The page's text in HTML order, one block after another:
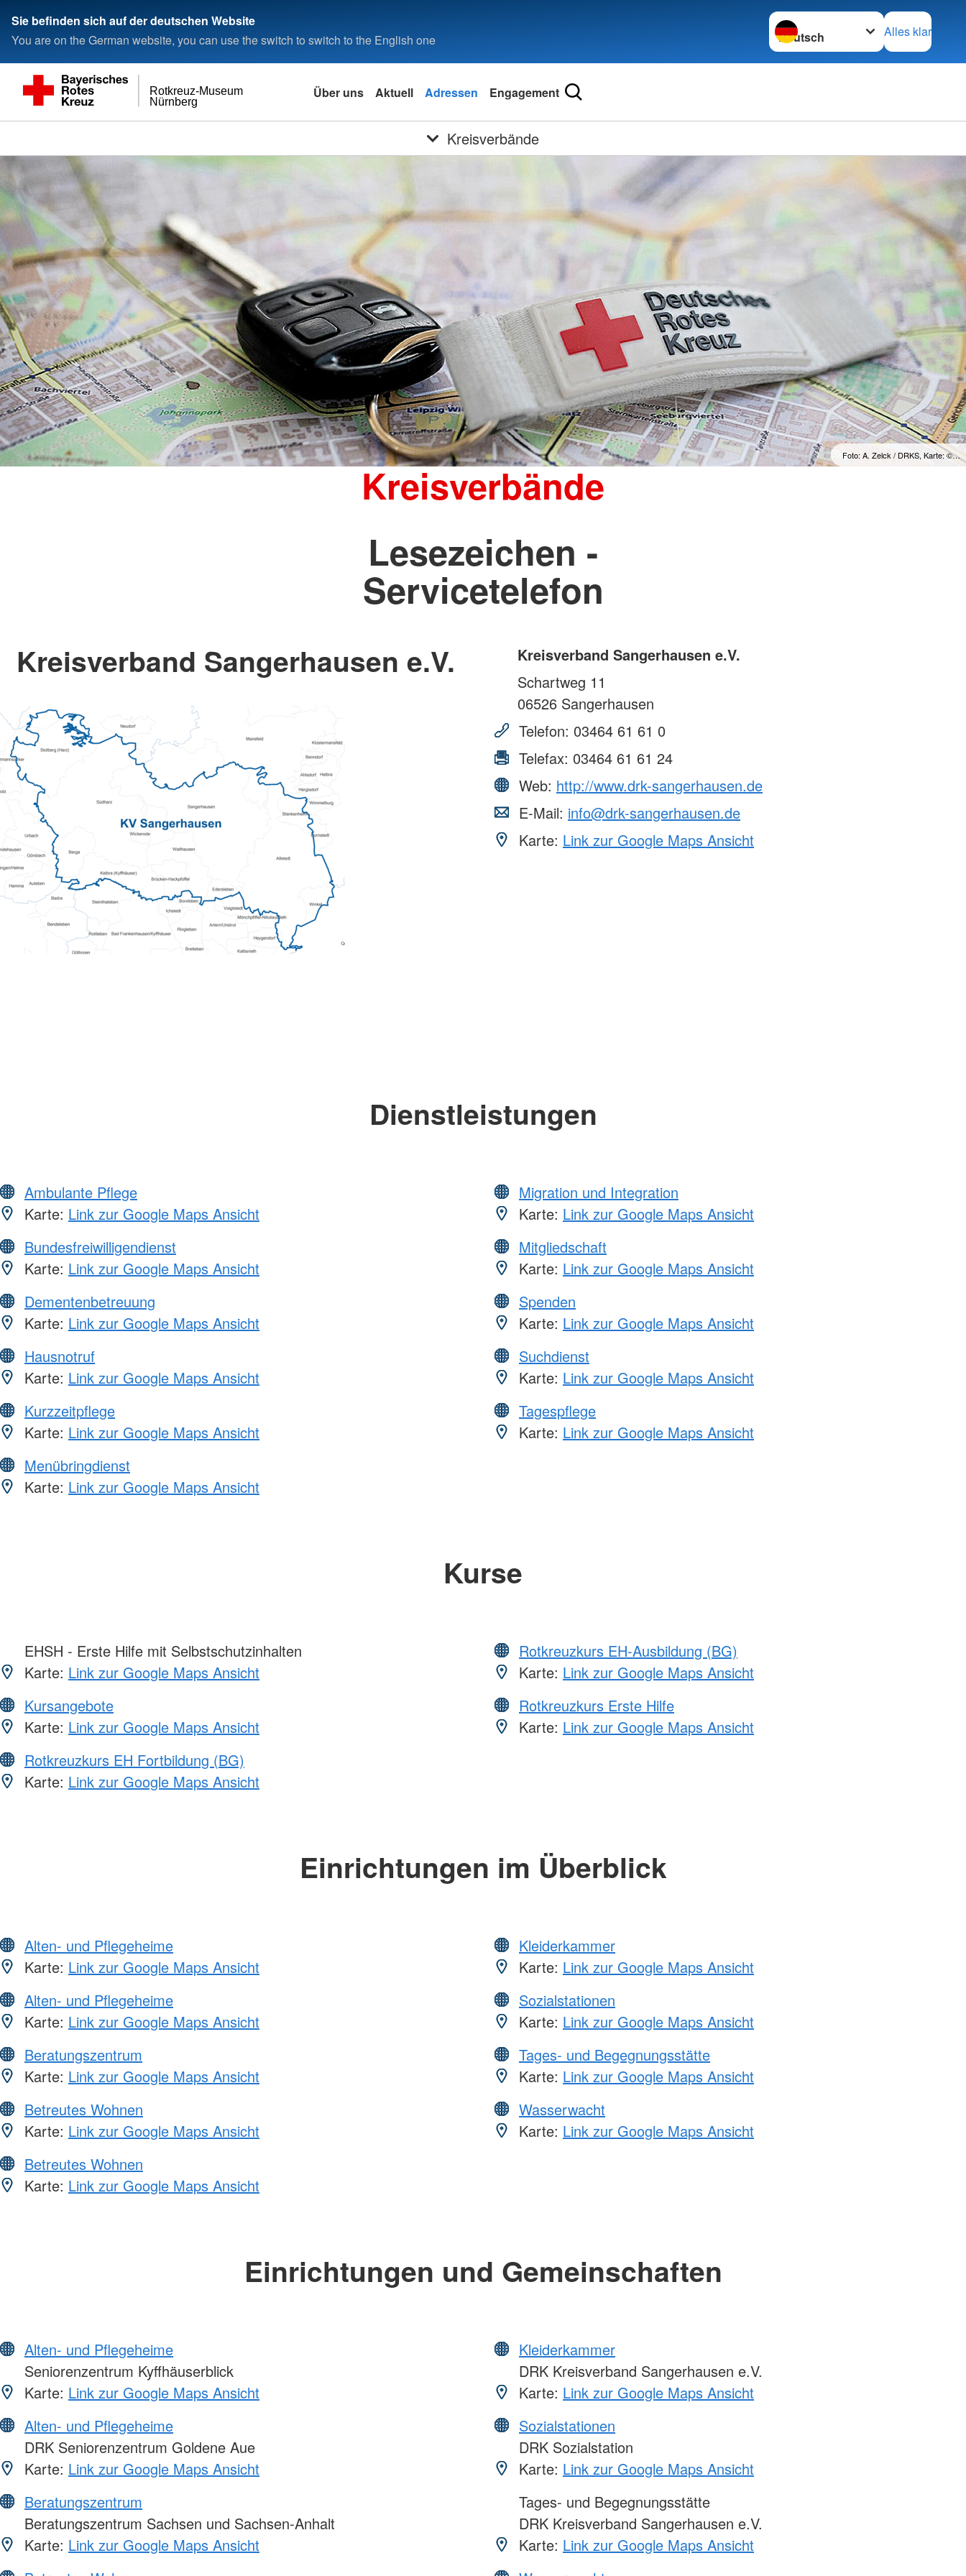
Sie befinden sich auf der deutschen Website
You are on the German website, you can use the switch to switch to the English one
Sprache wechseln zu
Alles klar
Nürnberg
Rotkreuz-Museum Über uns Aktuell Adressen Engagement
Kreisverbände
Foto: A. Zelck / DRKS, Karte: ©…
Kreisverbände
Lesezeichen -
Servicetelefon
Kreisverband Sangerhausen e.V.
Kreisverband Sangerhausen e.V.
Schartweg 11
06526 Sangerhausen
Telefon: 03464 61 61 0
Telefax: 03464 61 61 24
Web: http://www.drk-sangerhausen.de
E-Mail: info@drk-sangerhausen.de
Karte: Link zur Google Maps Ansicht
Dienstleistungen
Ambulante Pflege
Karte: Link zur Google Maps Ansicht
Bundesfreiwilligendienst
Karte: Link zur Google Maps Ansicht
Dementenbetreuung
Karte: Link zur Google Maps Ansicht
Hausnotruf
Karte: Link zur Google Maps Ansicht
Kurzzeitpflege
Karte: Link zur Google Maps Ansicht
Menübringdienst
Karte: Link zur Google Maps Ansicht
Migration und Integration
Karte: Link zur Google Maps Ansicht
Mitgliedschaft
Karte: Link zur Google Maps Ansicht
Spenden
Karte: Link zur Google Maps Ansicht
Suchdienst
Karte: Link zur Google Maps Ansicht
Tagespflege
Karte: Link zur Google Maps Ansicht
Kurse
EHSH - Erste Hilfe mit Selbstschutzinhalten
Karte: Link zur Google Maps Ansicht
Kursangebote
Karte: Link zur Google Maps Ansicht
Rotkreuzkurs EH Fortbildung (BG)
Karte: Link zur Google Maps Ansicht
Rotkreuzkurs EH-Ausbildung (BG)
Karte: Link zur Google Maps Ansicht
Rotkreuzkurs Erste Hilfe
Karte: Link zur Google Maps Ansicht
Einrichtungen im Überblick
Alten- und Pflegeheime
Karte: Link zur Google Maps Ansicht
Alten- und Pflegeheime
Karte: Link zur Google Maps Ansicht
Beratungszentrum
Karte: Link zur Google Maps Ansicht
Betreutes Wohnen
Karte: Link zur Google Maps Ansicht
Betreutes Wohnen
Karte: Link zur Google Maps Ansicht
Kleiderkammer
Karte: Link zur Google Maps Ansicht
Sozialstationen
Karte: Link zur Google Maps Ansicht
Tages- und Begegnungsstätte
Karte: Link zur Google Maps Ansicht
Wasserwacht
Karte: Link zur Google Maps Ansicht
Einrichtungen und Gemeinschaften
Alten- und Pflegeheime
Seniorenzentrum Kyffhäuserblick
Karte: Link zur Google Maps Ansicht
Alten- und Pflegeheime
DRK Seniorenzentrum Goldene Aue
Karte: Link zur Google Maps Ansicht
Beratungszentrum
Beratungszentrum Sachsen und Sachsen-Anhalt
Karte: Link zur Google Maps Ansicht
Kleiderkammer
DRK Kreisverband Sangerhausen e.V.
Karte: Link zur Google Maps Ansicht
Sozialstationen
DRK Sozialstation
Karte: Link zur Google Maps Ansicht
Tages- und Begegnungsstätte
DRK Kreisverband Sangerhausen e.V.
Karte: Link zur Google Maps Ansicht